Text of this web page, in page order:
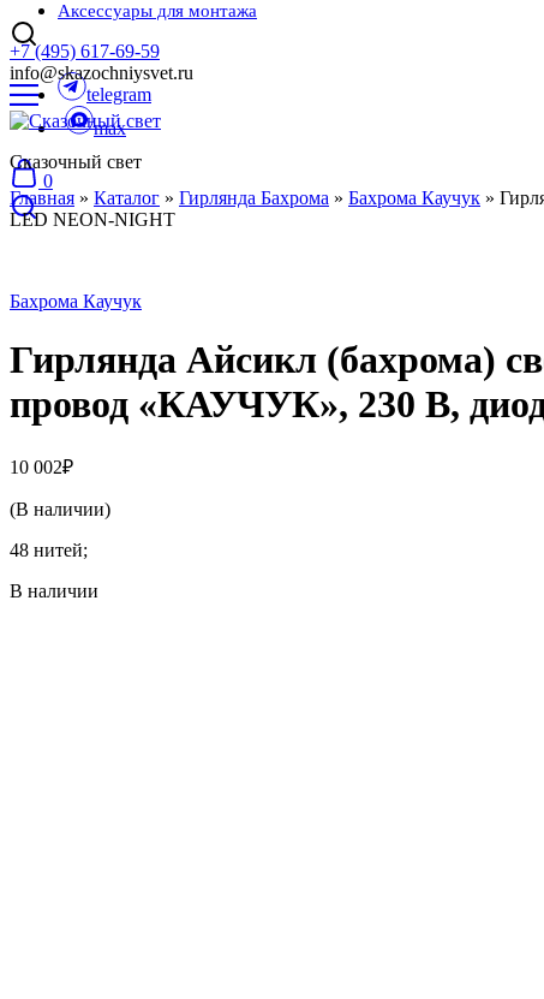
telegram
max
0
Аксессуары для монтажа
+7 (495) 617-69-59
info@skazochniysvet.ru
Сказочный свет
Главная » Каталог » Гирлянда Бахрома » Бахрома Каучук »
LED NEON-NIGHT
Бахрома Каучук
Гирлянда Айсикл (бахрома)
провод «КАУЧУК», 230 В,
10 002₽
(В наличии)
48 нитей;
В наличии